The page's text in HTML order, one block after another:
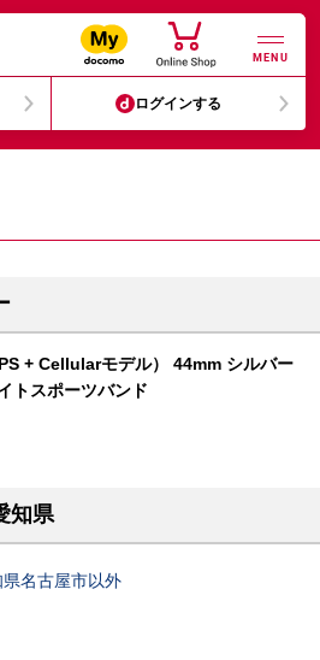
MENU
ログインする
+ Cellularモデル） 44mm シルバー
トスポーツバンド
知県
県名古屋市以外